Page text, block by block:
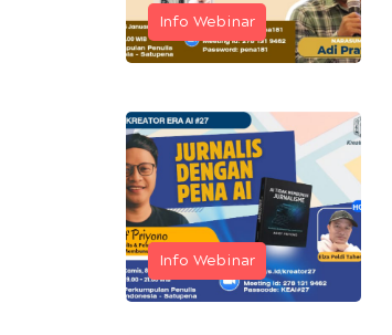
Info Webinar
Info Webinar